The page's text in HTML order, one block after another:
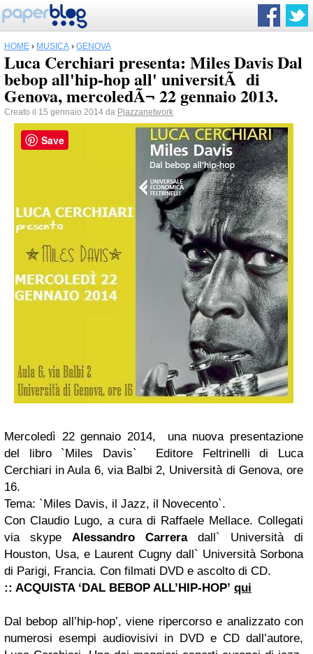
HOME › MUSICA › GENOVA
Luca Cerchiari presenta: Miles Davis Dal
bebop all'hip-hop all' universitÃ di
Genova, mercoledÃ¬ 22 gennaio 2013.
Creato il 15 gennaio 2014 da Pjazzanetwork
Mercoledì 22 gennaio 2014, una nuova presentazione
del libro `Miles Davis` Editore Feltrinelli di Luca
Cerchiari in Aula 6, via Balbi 2, Università di Genova, ore
16.
Tema: `Miles Davis, il Jazz, il Novecento`.
Con Claudio Lugo, a cura di Raffaele Mellace. Collegati
via skype Alessandro Carreradall` Università di
Houston, Usa, e Laurent Cugny dall` Università Sorbona
di Parigi, Francia. Con filmati DVD e ascolto di CD.
:: ACQUISTA ‘DAL BEBOP ALL’HIP-HOP’ qui
Dal bebop all’hip-hop’, viene ripercorso e analizzato con
numerosi esempi audiovisivi in DVD e CD dall’autore,
Save